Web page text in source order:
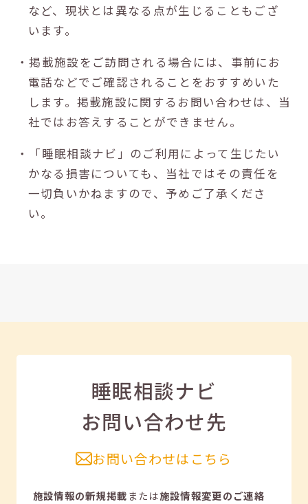
など、現状とは異なる点が生じることもござ
います。
・掲載施設をご訪問される場合には、事前にお
電話などでご確認されることをおすすめいた
します。掲載施設に関するお問い合わせは、当
社ではお答えすることができません。
・「睡眠相談ナビ」のご利用によって生じたい
かなる損害についても、当社ではその責任を
一切負いかねますので、予めご了承くださ
い。
睡眠相談ナビ
お問い合わせ先
お問い合わせはこちら
施設情報の新規掲載または施設情報変更のご連絡